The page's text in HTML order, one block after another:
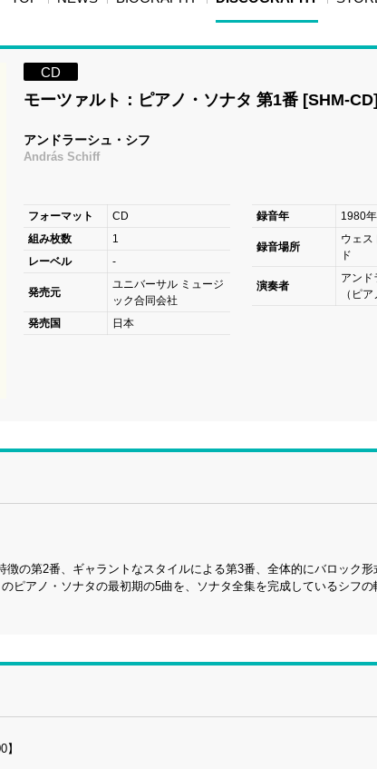
CD
モーツァルト：ピアノ・ソナタ 第1番 [SHM-CD]
アンドラーシュ・シフ
András Schiff
フォーマット
CD
組み枚数
1
レーベル
-
発売元
ユニバーサル ミュージ
ック合同会社
発売国
日本
録音年 1980
録音場所
ウェス
ド
演奏者
アンド
（ピア
の第2番、ギャラントなスタイルによる第3番、全体的にバロック形
ピアノ・ソナタの最初期の5曲を、ソナタ全集を完成しているシフの